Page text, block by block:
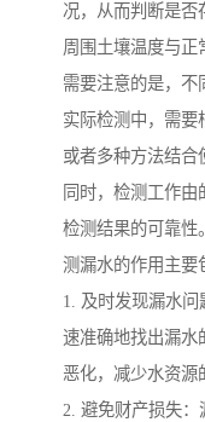
况，从而判断是否
周围土壤温度与正
需要注意的是，不
实际检测中，需要
或者多种方法结合
同时，检测工作
检测结果的可靠性。
测漏水的作用主要
1. 及时发现漏水
速准确地找出漏水
恶化，减少水资源
2. 避免财产损失